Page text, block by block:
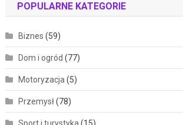
POPULARNE KATEGORIE
Biznes (59)
Dom i ogród (77)
Motoryzacja(5)
Przemysł(78)